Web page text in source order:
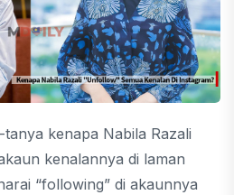
kenapa Nabila Razali
kenalannya di laman
“following” di akaunnya